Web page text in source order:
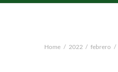
Home 2022 febrero